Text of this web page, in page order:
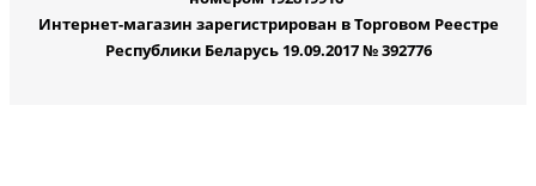
Интернет-магазин зарегистрирован в Торговом Реестре
Республики Беларусь 19.09.2017 № 392776